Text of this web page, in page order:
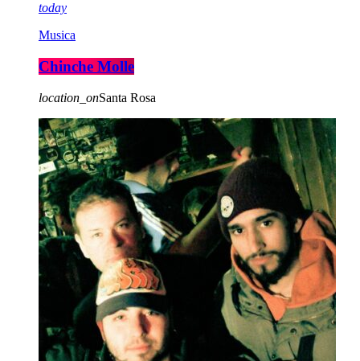
today
Musica
Chinche Molle
location_onSanta Rosa